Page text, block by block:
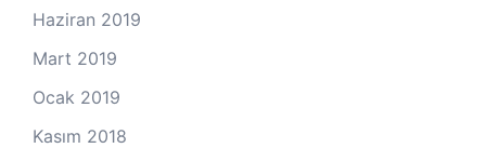
Haziran 2019
Mart 2019
Ocak 2019
Kasım 2018